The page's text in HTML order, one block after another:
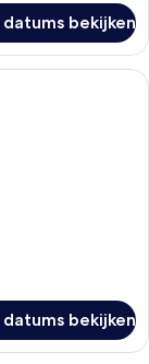
bekijken
met twee bedden,
bekijken